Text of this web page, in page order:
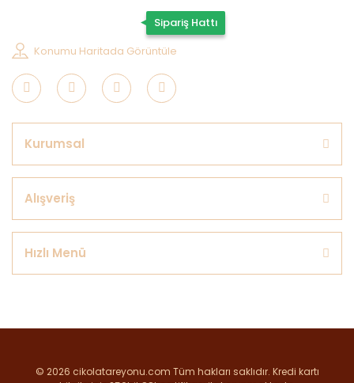
Sipariş Hattı
Konumu Haritada Görüntüle
Kurumsal
Alışveriş
Hızlı Menü
© 2026 cikolatareyonu.com Tüm hakları saklıdır. Kredi kartı